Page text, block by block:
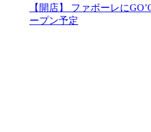
【開店】 ファボーレに
ープン予定